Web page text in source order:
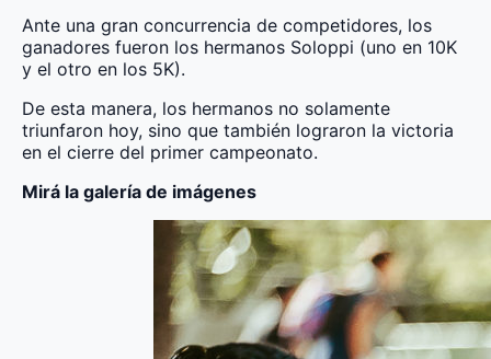
Ante una gran concurrencia de competidores, los
ganadores fueron los hermanos Soloppi (uno en 10K
y el otro en los 5K).
De esta manera, los hermanos no solamente
triunfaron hoy, sino que también lograron la victoria
en el cierre del primer campeonato.
Mirá la galería de imágenes